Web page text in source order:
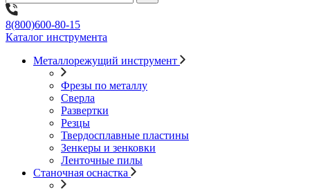
8(800)600-80-15
Каталог инструмента
Металлорежущий инструмент
Фрезы по металлу
Сверла
Развертки
Резцы
Твердосплавные пластины
Зенкеры и зенковки
Ленточные пилы
Станочная оснастка